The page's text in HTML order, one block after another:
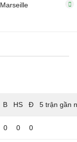
Marseille
5 trận gần
0 0 0